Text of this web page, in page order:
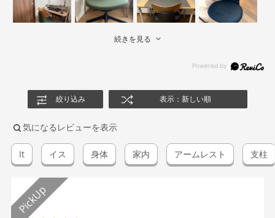
続きを見る
絞り込み 表示：新しい順
気になるレビューを表示
It イス 身体 家内 アームレスト 支柱